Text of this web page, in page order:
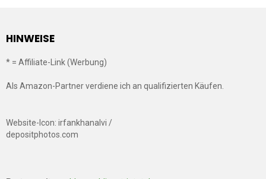
HINWEISE
* = Affiliate-Link (Werbung)
Als Amazon-Partner verdiene ich an qualifizierten Käufen.
Website-Icon: irfankhanalvi /
depositphotos.com